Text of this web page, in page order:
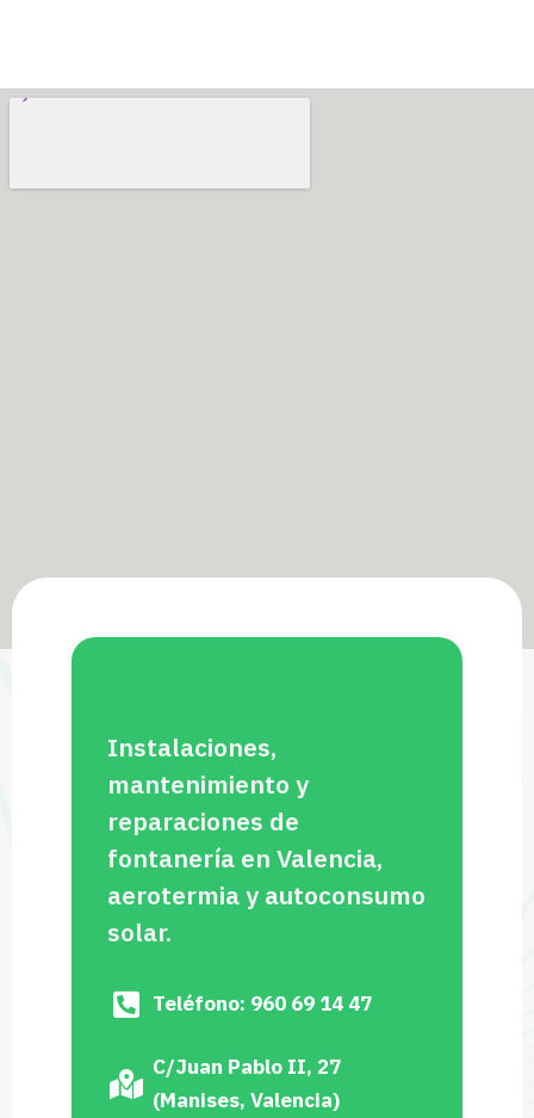
Instalaciones,
mantenimiento y
reparaciones de
fontanería en Valencia,
aerotermia y autoconsumo
solar.
Teléfono: 960 69 14 47
C/Juan Pablo II, 27
(Manises, Valencia)